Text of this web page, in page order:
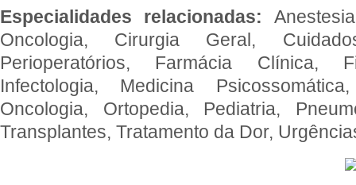
Especialidades relacionadas:
Oncologia, Cirurgia Geral,
Perioperatórios, Farmácia Clínica,
Infectologia, Medicina
Oncologia, Ortopedia, Pediatria,
Transplantes, Tratamento da Dor,